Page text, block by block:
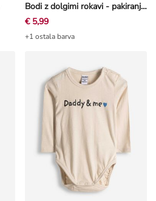
Bodi z dolgimi rokavi - pakiranje po 2 kosa
€ 5,99
+1 ostala barva